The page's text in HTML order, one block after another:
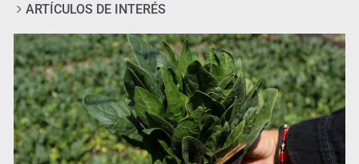
Procesan a el “R1”, presunto líder criminal en Jalisco y
ARTÍCULOS DE INTERÉS